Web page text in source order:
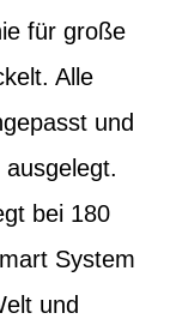
für große
Alle
und
bei 180
System
und